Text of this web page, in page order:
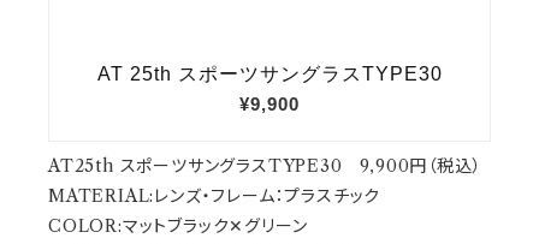
AT25th スポーツサングラスTYPE30 9,900円（税込）
MATERIAL:レンズ・フレーム：プラスチック
COLOR:マットブラック✕グリーン